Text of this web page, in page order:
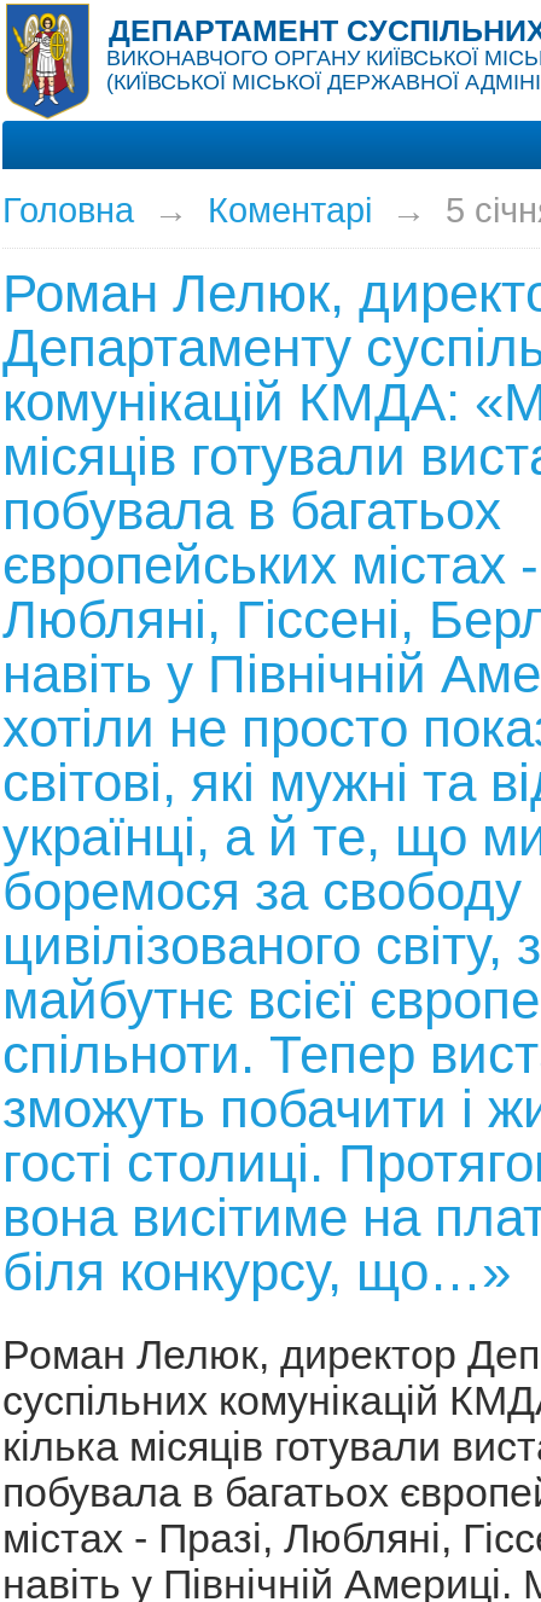
ДЕПАРТАМЕНТ
ВИКОНАВЧОГО ОРГАНУ КИЇВСЬКОЇ
(КИЇВСЬКОЇ МІСЬКОЇ ДЕРЖАВНОЇ
Головна→ Коментарі → 5
Роман Лелюк,
Департаменту
комунікацій КМДА:
місяців готували
побувала в багатьох
європейських містах
Любляні, Гіссені,
навіть у Північній
хотіли не просто
світові, які мужні та
українці, а й те, що
боремося за свободу
цивілізованого світу,
майбутнє всієї
спільноти. Тепер
зможуть побачити і
гості столиці.
вона висітиме на
біля конкурсу, що…»
Роман Лелюк, директор
суспільних комунікацій
кілька місяців готували
побувала в багатьох
містах - Празі, Любляні,
навіть у Північній Америці.